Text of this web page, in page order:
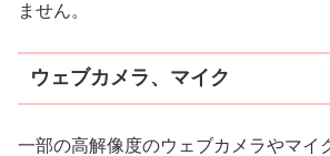
ません。
ウェブカメラ、マイク
一部の高解像度のウェブカメラやマイ